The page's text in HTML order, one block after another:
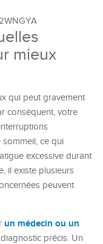
mieux
qui peut gravement
conséquent, votre
ce qui
excessive durant
il existe plusieurs
peuvent
un médecin ou un
précis. Un